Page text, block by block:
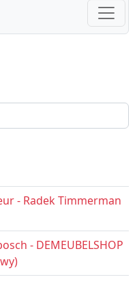
- Radek Timmerman
- DEMEUBELSHOP